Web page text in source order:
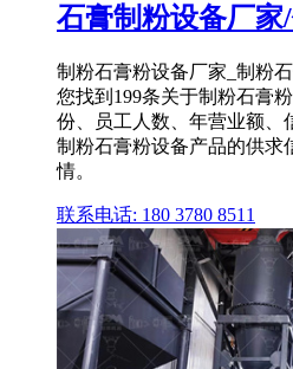
石膏制粉设备厂家
制粉石膏粉设备厂家_制粉
您找到199条关于制粉石膏
份、员工人数、年营业额、
制粉石膏粉设备产品的供求
情。
联系电话: 180 3780 8511